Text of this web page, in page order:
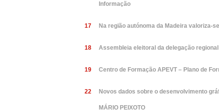
Informação
17 Na região autónoma da Madeira valoriza-
18 Assembleia eleitoral da delegação
19 Centro de Formação APEVT – Plano de
22 Novos dados sobre o desenvolvimento
MÁRIO PEIXOTO